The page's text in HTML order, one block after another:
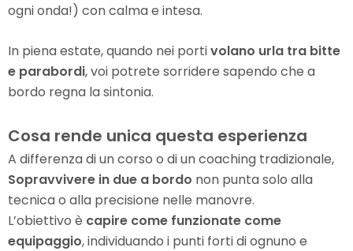
ogni onda!) con calma e intesa.
In piena estate, quando nei portivolano urla tra bitte
e parabordi, voi potrete sorridere sapendo che a
bordo regna la sintonia.
Cosa rende unica questa esperienza
A differenza di un corso o di un coaching tradizionale,
Sopravvivere in due a bordo non punta solo alla
tecnica o alla precisione nelle manovre.
L’obiettivo è capire come funzionate come
equipaggio, individuando i punti forti di ognuno e